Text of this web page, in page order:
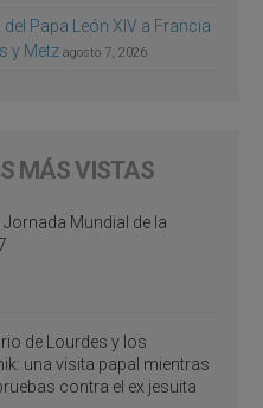
Papa León XIV a Francia
y Metz agosto 7, 2026
MÁS VISTAS
Mundial de la
de Lourdes y los
una visita papal mientras
contra el ex jesuita